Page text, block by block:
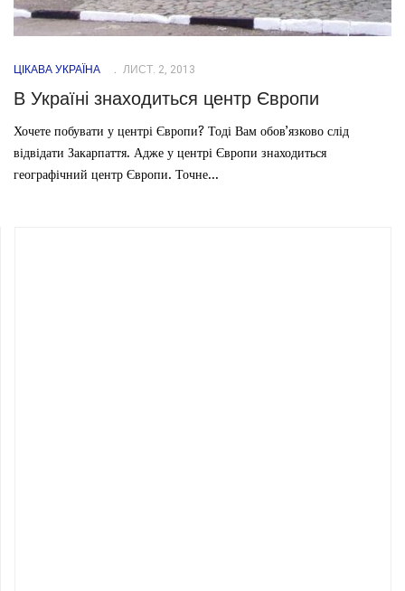
ЦІКАВА УКРАЇНА ЛИСТ. 2, 2013
В Україні знаходиться центр Європи
Хочете побувати у центрі Європи? Тоді Вам обов’язково слід
відвідати Закарпаття. Адже у центрі Європи знаходиться
географічний центр Європи. Точне...